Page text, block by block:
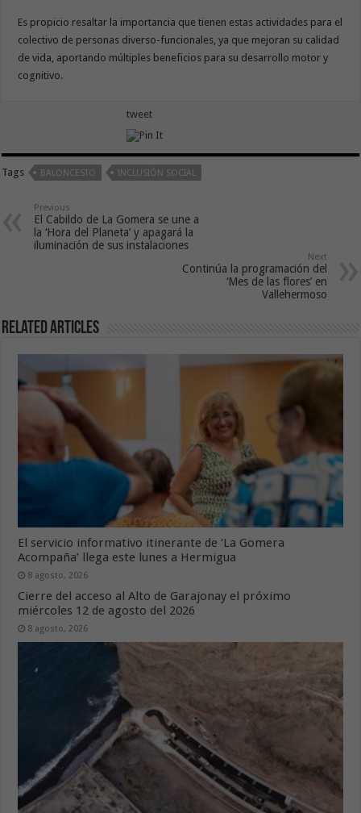
Es propicio resaltar la importancia que tienen estas actividades para el
colectivo de personas diverso-funcionales, ya que mejoran su calidad
de vida, aportando múltiples beneficios para su desarrollo motor y
cognitivo.
tweet
Tags BALONCESTO INCLUSIÓN SOCIAL
Previous
El Cabildo de La Gomera se une a
la ‘Hora del Planeta’ y apagará la
iluminación de sus instalaciones
Next
Continúa la programación del
‘Mes de las flores’ en
Vallehermoso
Related Articles
El servicio informativo itinerante de ‘La Gomera
Acompaña’ llega este lunes a Hermigua
8 agosto, 2026
Cierre del acceso al Alto de Garajonay el próximo
miércoles 12 de agosto del 2026
8 agosto, 2026